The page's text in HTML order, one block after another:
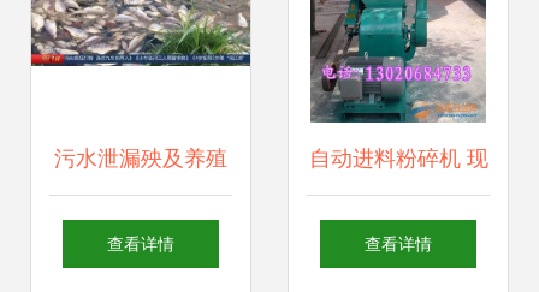
污水泄漏殃及养殖
业，饶平食品厂被
查看详情
自动进料粉碎机 现
代畜牧渔业高效生
查看详情